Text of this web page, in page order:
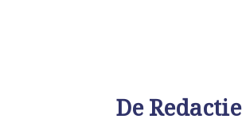
De Redactie